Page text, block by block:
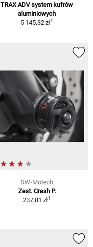
TRAX ADV system kufrów
aluminiowych
5 145,32 zł1
SW-Motech
Zest. Crash P.
237,81 zł1